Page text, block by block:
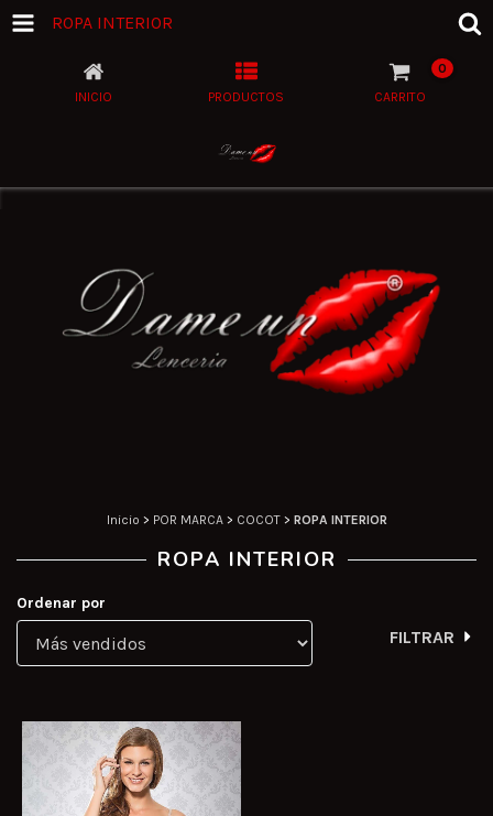
ROPA INTERIOR
INICIO PRODUCTOS CARRITO
0
Inicio > POR MARCA > COCOT > ROPA INTERIOR
ROPA INTERIOR
Ordenar por
FILTRAR